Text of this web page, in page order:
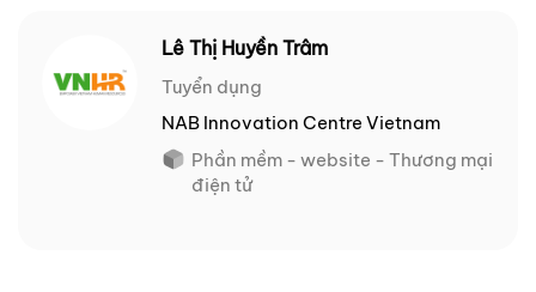
Lê Thị Huyền Trâm
Tuyển dụng
NAB Innovation Centre Vietnam
Phần mềm - website - Thương mại
điện tử